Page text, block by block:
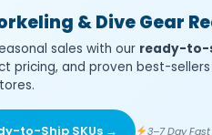
& Dive Gear
sales with our ready-to-
pricing, and proven best-
to-Ship SKUs → 3–7 Day